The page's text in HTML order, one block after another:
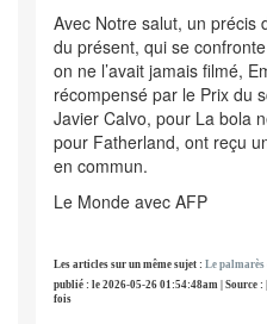
Avec Notre salut, un précis
du présent, qui se
on ne l’avait jamais filmé,
récompensé par le Prix du
Javier Calvo, pour La bola
pour Fatherland, ont reçu
en commun.
Le Monde avec AFP
Les articles sur un même sujet : Le palmarès
publié : le 2026-05-26 01:54:48am | Source
fois